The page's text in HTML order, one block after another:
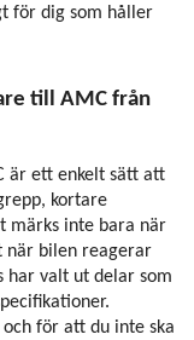
för dig som håller
till AMC från
är ett enkelt sätt att
kortare
märks inte bara när
när bilen reagerar
har valt ut delar som
för att du inte ska